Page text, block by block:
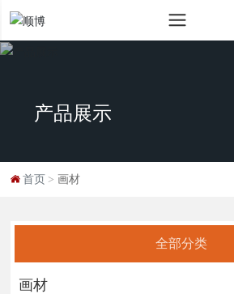
产品展示
首页 画材
全部分类
画材